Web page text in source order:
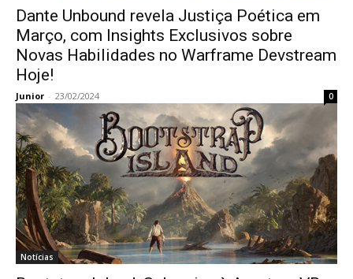
Dante Unbound revela Justiça Poética em
Março, com Insights Exclusivos sobre
Novas Habilidades no Warframe Devstream
Hoje!
Junior - 23/02/2024 0
Notícias